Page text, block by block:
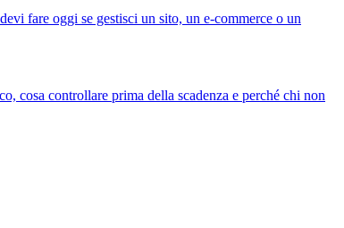
fare oggi se gestisci un sito, un e-commerce o un
controllare prima della scadenza e perché chi non